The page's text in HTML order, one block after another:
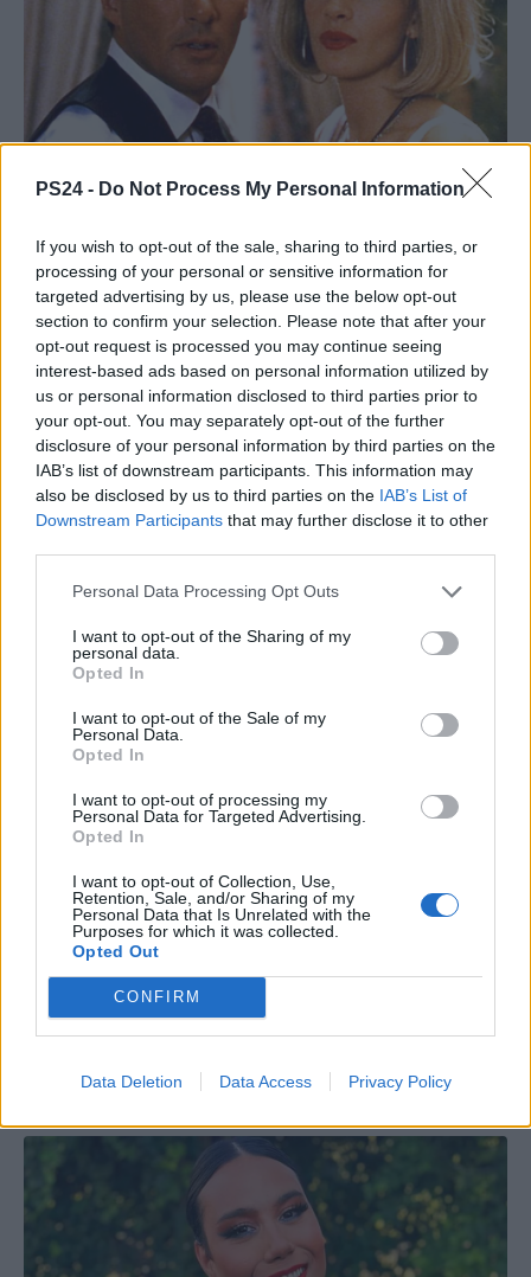
PS24 - Do Not Process My Personal Information
If you wish to opt-out of the sale, sharing to third parties, or
processing of your personal or sensitive information for
targeted advertising by us, please use the below opt-out
section to confirm your selection. Please note that after your
opt-out request is processed you may continue seeing
interest-based ads based on personal information utilized by
us or personal information disclosed to third parties prior to
your opt-out. You may separately opt-out of the further
disclosure of your personal information by third parties on the
IAB’s list of downstream participants. This information may
also be disclosed by us to third parties on the IAB’s List of
Downstream Participants that may further disclose it to other
Personal Data Processing Opt Outs
I want to opt-out of the Sharing of my
personal data.
Opted In
I want to opt-out of the Sale of my
Personal Data.
Opted In
I want to opt-out of processing my
Personal Data for Targeted Advertising.
Opted In
I want to opt-out of Collection, Use,
Retention, Sale, and/or Sharing of my
Personal Data that Is Unrelated with the
Purposes for which it was collected.
Opted Out
CONFIRM
Data Deletion Data Access Privacy Policy